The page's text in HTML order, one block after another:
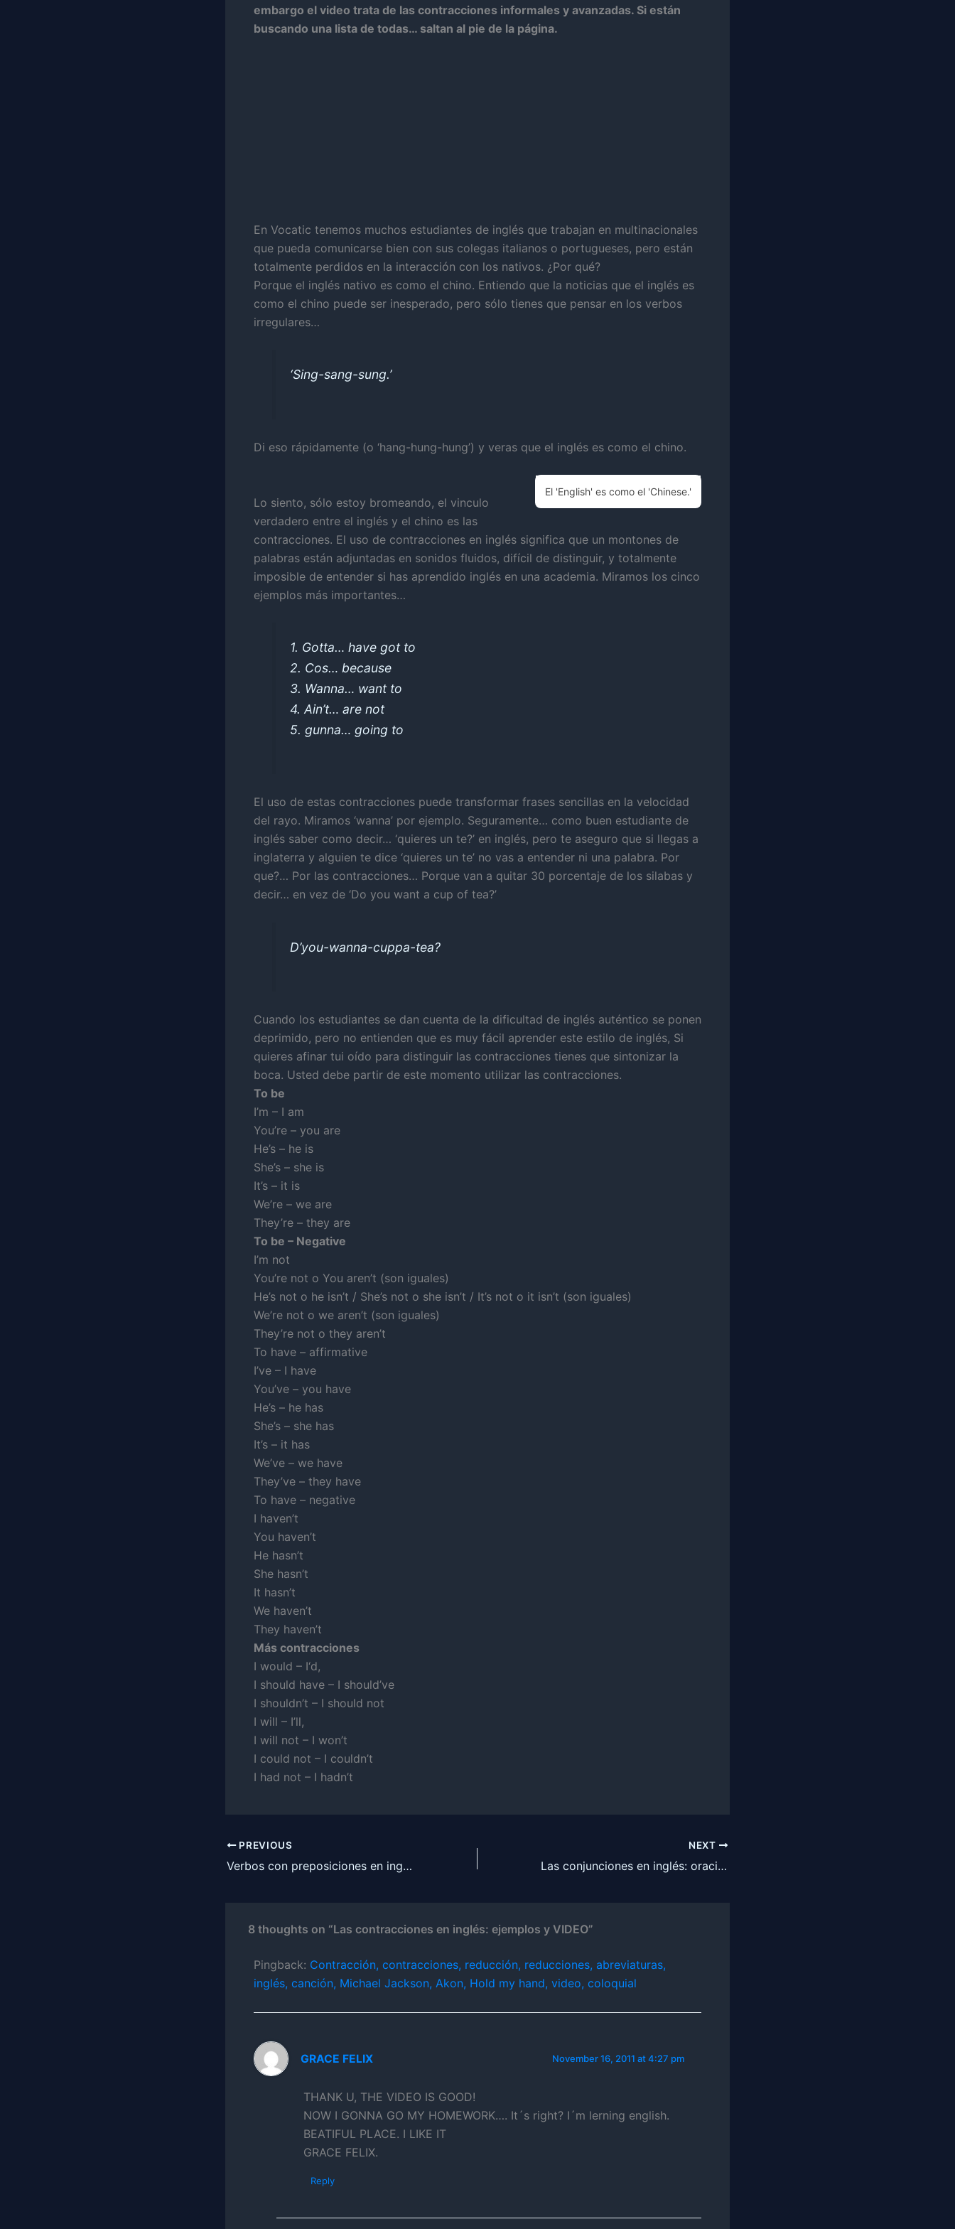
embargo el video trata de las contracciones informales y avanzadas. Si están
buscando una lista de todas… saltan al pie de la página.
En Vocatic tenemos muchos estudiantes de inglés que trabajan en multinacionales
que pueda comunicarse bien con sus colegas italianos o portugueses, pero están
totalmente perdidos en la interacción con los nativos. ¿Por qué?
Porque el inglés nativo es como el chino. Entiendo que la noticias que el inglés es
como el chino puede ser inesperado, pero sólo tienes que pensar en los verbos
irregulares…
‘Sing-sang-sung.’
Di eso rápidamente (o ‘hang-hung-hung’) y veras que el inglés es como el chino.
El 'English' es como el 'Chinese.'
Lo siento, sólo estoy bromeando, el vinculo
verdadero entre el inglés y el chino es las
contracciones. El uso de contracciones en inglés significa que un montones de
palabras están adjuntadas en sonidos fluidos, difícil de distinguir, y totalmente
imposible de entender si has aprendido inglés en una academia. Miramos los cinco
ejemplos más importantes…
1. Gotta… have got to
2. Cos… because
3. Wanna… want to
4. Ain’t… are not
5. gunna… going to
El uso de estas contracciones puede transformar frases sencillas en la velocidad
del rayo. Miramos ‘wanna’ por ejemplo. Seguramente… como buen estudiante de
inglés saber como decir… ‘quieres un te?’ en inglés, pero te aseguro que si llegas a
inglaterra y alguien te dice ‘quieres un te’ no vas a entender ni una palabra. Por
que?… Por las contracciones… Porque van a quitar 30 porcentaje de los silabas y
decir… en vez de ‘Do you want a cup of tea?’
D’you-wanna-cuppa-tea?
Cuando los estudiantes se dan cuenta de la dificultad de inglés auténtico se ponen
deprimido, pero no entienden que es muy fácil aprender este estilo de inglés, Si
quieres afinar tui oído para distinguir las contracciones tienes que sintonizar la
boca. Usted debe partir de este momento utilizar las contracciones.
To be
I’m – I am
You’re – you are
He’s – he is
She’s – she is
It’s – it is
We’re – we are
They’re – they are
To be – Negative
I’m not
You’re not o You aren’t (son iguales)
He’s not o he isn’t / She’s not o she isn’t / It’s not o it isn’t (son iguales)
We’re not o we aren’t (son iguales)
They’re not o they aren’t
To have – affirmative
I’ve – I have
You’ve – you have
He’s – he has
She’s – she has
It’s – it has
We’ve – we have
They’ve – they have
To have – negative
I haven’t
You haven’t
He hasn’t
She hasn’t
It hasn’t
We haven’t
They haven’t
Más contracciones
I would – I‘d,
I should have – I should’ve
I shouldn’t – I should not
I will – I’ll,
I will not – I won’t
I could not – I couldn’t
I had not – I hadn’t
PREVIOUS
Verbos con preposiciones en inglés
NEXT
Las conjunciones en inglés: oraciones y canciones
8 thoughts on “Las contracciones en inglés: ejemplos y VIDEO”
Pingback: Contracción, contracciones, reducción, reducciones, abreviaturas,
inglés, canción, Michael Jackson, Akon, Hold my hand, video, coloquial
GRACE FELIX November 16, 2011 at 4:27 pm
THANK U, THE VIDEO IS GOOD!
NOW I GONNA GO MY HOMEWORK…. It´s right? I´m lerning english.
BEATIFUL PLACE. I LIKE IT
GRACE FELIX.
Reply